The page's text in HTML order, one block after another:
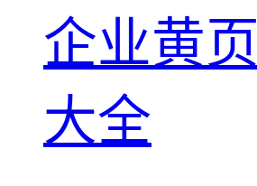
企业黄页
大全